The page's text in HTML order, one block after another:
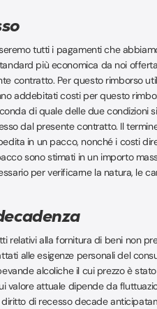
tutti i pagamenti che
più economica da noi
contratto. Per questo rimborso
addebitati costi per questo
di quale delle due
dal presente contratto. Il
in un pacco, nonché i costi
sono stimati in un importo
per verificarne la natura, le
relativi alla fornitura di beni non
alle esigenze personali del
alcoliche il cui prezzo è
valore attuale dipende da
di recesso decade